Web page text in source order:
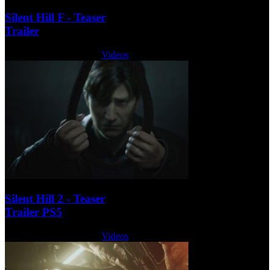
Silent Hill F - Teaser
Trailer
Videos
Silent Hill 2 - Teaser
Trailer PS5
Videos